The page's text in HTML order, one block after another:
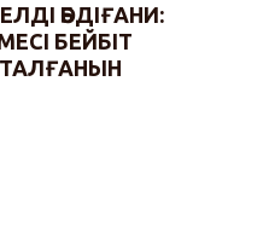
ӘБДІҒАНИ:
БЕЙБІТ